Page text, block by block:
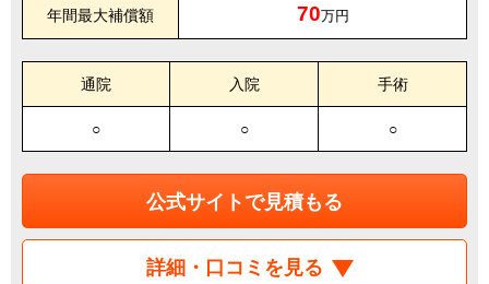
年間最大補償額 70万円
通院 入院 手術
○ ○ ○
公式サイトで見積もる
詳細・口コミを見る